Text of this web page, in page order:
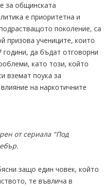
за общинската
е приоритетна и
поколение, са
призова учениците, които
да бъдат отговорни
като този, който
вземат поука за
на наркотичните
от сериала "Под
защо един човек, който
те въвлича в